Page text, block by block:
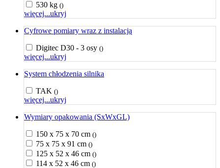
530 kg ()
więcej...ukryj
Cyfrowe pomiary wraz z instalacją
Digitec D30 - 3 osy ()
więcej...ukryj
System chłodzenia silnika
TAK ()
więcej...ukryj
Wymiary opakowania (SxWxGL)
150 x 75 x 70 cm ()
75 x 75 x 91 cm ()
125 x 52 x 46 cm ()
114 x 52 x 46 cm ()